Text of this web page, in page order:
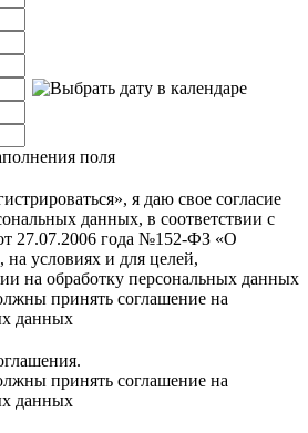
поля
я даю свое согласие
данных, в соответствии с
27.07.2006 года №152-ФЗ «О
условиях и для целей,
на обработку персональных данных
принять соглашение на
данных
принять соглашение на
данных